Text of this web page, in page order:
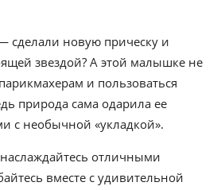
сделали новую прическу и
звездой? А этой малышке не
и пользоваться
природа сама одарила ее
с необычной «укладкой».
отличными
вместе с удивительной